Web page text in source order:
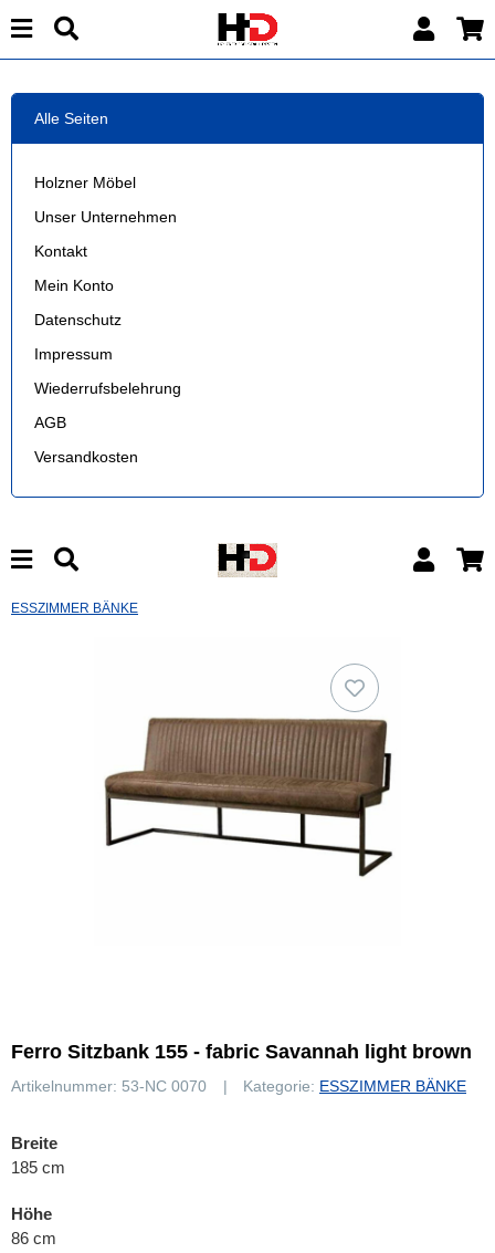
Alle Seiten
Holzner Möbel
Unser Unternehmen
Kontakt
Mein Konto
Datenschutz
Impressum
Wiederrufsbelehrung
AGB
Versandkosten
ESSZIMMER BÄNKE
Ferro Sitzbank 155 - fabric Savannah light brown
Artikelnummer: 53-NC 0070 Kategorie: ESSZIMMER BÄNKE
Breite
185 cm
Höhe
86 cm